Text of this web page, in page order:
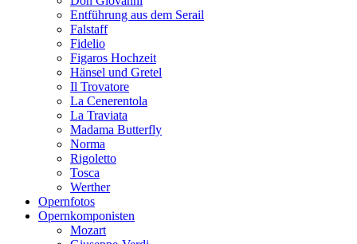
Entführung aus dem Serail
Falstaff
Fidelio
Figaros Hochzeit
Hänsel und Gretel
Il Trovatore
La Cenerentola
La Traviata
Madama Butterfly
Norma
Rigoletto
Tosca
Werther
Opernfotos
Opernkomponisten
Mozart